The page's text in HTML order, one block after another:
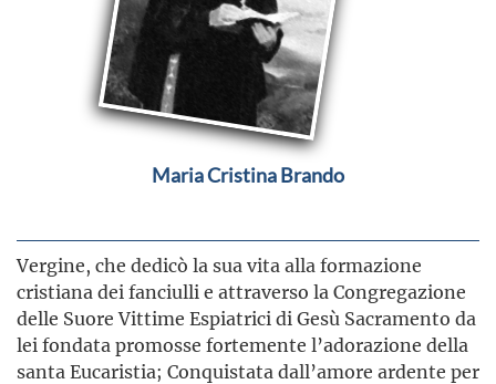
Maria Cristina Brando
Vergine, che dedicò la sua vita alla formazione
cristiana dei fanciulli e attraverso la Congregazione
delle Suore Vittime Espiatrici di Gesù Sacramento da
lei fondata promosse fortemente l’adorazione della
santa Eucaristia; Conquistata dall’amore ardente per